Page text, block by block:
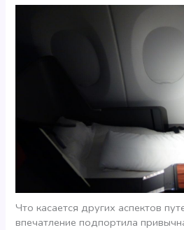
Что касается других аспектов
впечатление подпортила